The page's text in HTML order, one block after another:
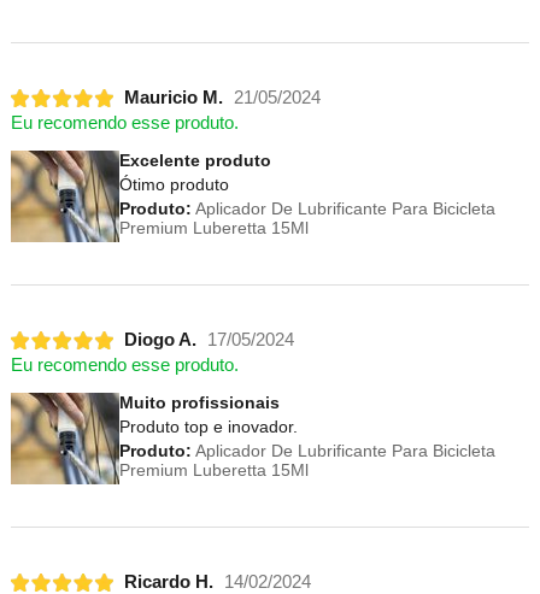
Mauricio M. 21/05/2024
Eu recomendo esse produto.
Excelente produto
Ótimo produto
Produto: Aplicador De Lubrificante Para Bicicleta
Premium Luberetta 15Ml
Diogo A.
17/05/2024
Eu recomendo esse produto.
Muito profissionais
Produto top e inovador.
Produto: Aplicador De Lubrificante Para Bicicleta
Premium Luberetta 15Ml
Ricardo H.
14/02/2024